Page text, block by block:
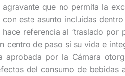
agravante que no permita la
con este asunto incluidas
hace referencia al ‘traslado por
centro de paso si su vida e
por la Cámara
del consumo de bebidas